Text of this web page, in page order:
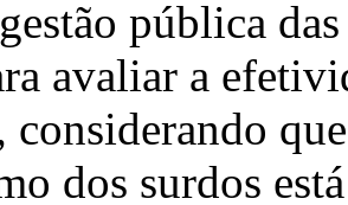
pública
avaliar a
dos surdos